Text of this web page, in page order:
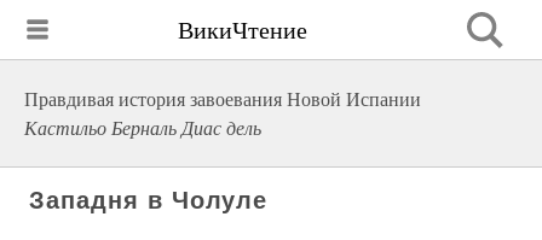
ВикиЧтение
Правдивая история завоевания Новой Испании
Кастильо Берналь Диас дель
Западня в Чолуле